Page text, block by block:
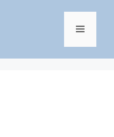
Menü